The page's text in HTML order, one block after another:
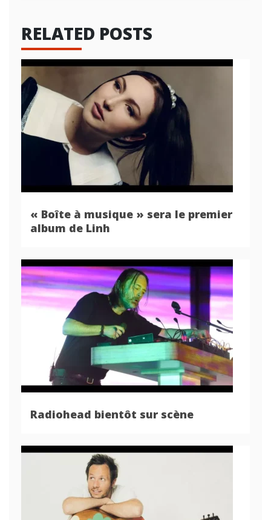
RELATED POSTS
« Boîte à musique » sera le premier
album de Linh
Radiohead bientôt sur scène